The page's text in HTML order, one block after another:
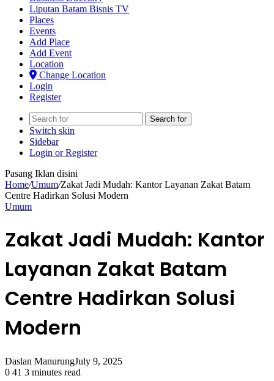
Liputan Batam Bisnis TV
Places
Events
Add Place
Add Event
Location
Change Location
Login
Register
Search for
Switch skin
Sidebar
Login or Register
Pasang Iklan disini
Home/Umum/Zakat Jadi Mudah: Kantor Layanan Zakat Batam
Centre Hadirkan Solusi Modern
Umum
Zakat Jadi Mudah: Kantor
Layanan Zakat Batam
Centre Hadirkan Solusi
Modern
Daslan ManurungJuly 9, 2025
0 41 3 minutes read